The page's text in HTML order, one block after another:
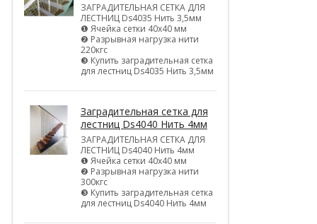
ЗАГРАДИТЕЛЬНАЯ СЕТКА ДЛЯ
ЛЕСТНИЦ Ds4035 Нить 3,5мм
❶ Ячейка сетки 40х40 мм
❷ Разрывная нагрузка нити
220кгс
❸ Купить заградительная сетка
для лестниц Ds4035 Нить 3,5мм
Заградительная сетка для
лестниц Ds4040 Нить 4мм
ЗАГРАДИТЕЛЬНАЯ СЕТКА ДЛЯ
ЛЕСТНИЦ Ds4040 Нить 4мм
❶ Ячейка сетки 40х40 мм
❷ Разрывная нагрузка нити
300кгс
❸ Купить заградительная сетка
для лестниц Ds4040 Нить 4мм